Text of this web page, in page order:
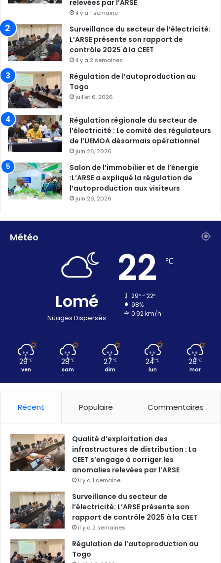
relevées par l’ARSE
il y a 1 semaine
Surveillance du secteur de l’électricité:
L’ARSE présente son rapport de
contrôle 2025 à la CEET
il y a 2 semaines
Régulation de l’autoproduction au
Togo
juillet 6, 2026
Régulation régionale du secteur de
l’électricité : Le comité des régulateurs
de l’UEMOA désormais opérationnel
juin 26, 2026
Salon de l’immobilier et de l’énergie
:L’ARSE a expliqué la régulation de
l’autoproduction aux visiteurs
juin 26, 2026
Météo
Lomé
Nuages Dispersés
22 ℃
29º - 22º
98%
0.92 km/h
29℃
ven
28℃
sam
27 ℃
dim
24℃
lun
28 ℃
mar
Récent Populaire Commentaires
Qualité d’exploitation des
infrastructures de distribution : La
CEET s’engage à corriger les
anomalies relevées par l’ARSE
il y a 1 semaine
Surveillance du secteur de
l’électricité: L’ARSE présente son
rapport de contrôle 2025 à la CEET
il y a 2 semaines
Régulation de l’autoproduction au
Togo